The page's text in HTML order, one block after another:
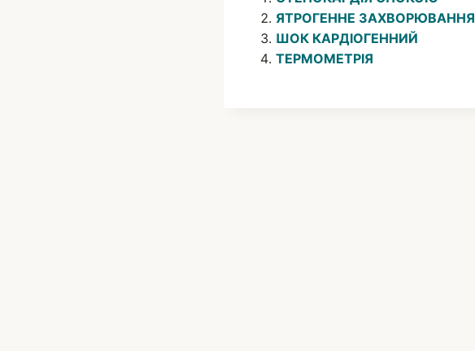
ЯТРОГЕННЕ ЗАХВОРЮВАННЯ
ШОК КАРДІОГЕННИЙ
ТЕРМОМЕТРІЯ